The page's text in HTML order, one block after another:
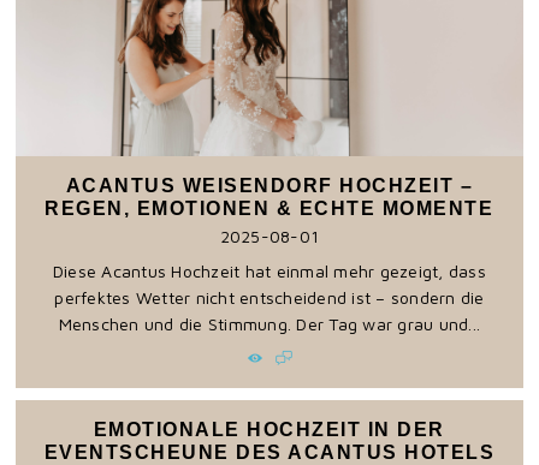
ACANTUS WEISENDORF HOCHZEIT –
REGEN, EMOTIONEN & ECHTE MOMENTE
2025-08-01
Diese Acantus Hochzeit hat einmal mehr gezeigt, dass
perfektes Wetter nicht entscheidend ist – sondern die
Menschen und die Stimmung. Der Tag war grau und...
EMOTIONALE HOCHZEIT IN DER
EVENTSCHEUNE DES ACANTUS HOTELS